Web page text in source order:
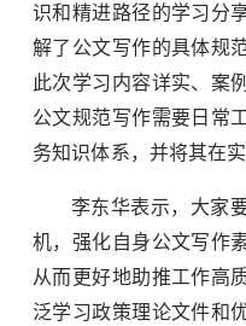
识和精进路径的学习分
解了公文写作的具体规
此次学习内容详实、案
公文规范写作需要日常
务知识体系，并将其在
李东华表示，大家
机，强化自身公文写作
从而更好地助推工作高
泛学习政策理论文件和